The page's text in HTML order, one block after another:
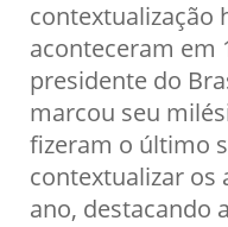
contextualização
aconteceram em
presidente do
marcou seu
fizeram o último
contextualizar os
ano, destacando